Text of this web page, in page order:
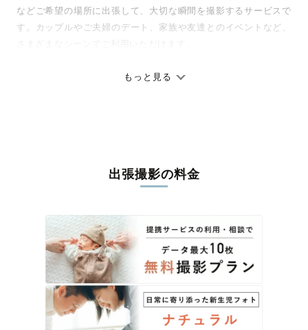
などご希望の場所に出張して、大切な瞬間を撮影するサービスで
す。カップルやご夫婦のデート、家族や友達とのイベントなど、
ありのままの空気感を大切に、何十年経っても見返したくなるよ
ィを身につけたプロのカメラマンが全国47都道府県に在籍してい
ます。創業10年のノウハウを活かし、思い出に残る素敵な撮影体
丁寧なレタッチで思い出を美しく仕上げます
撮影後は、独自の編集技術で写真の明るさや色合いを丁寧に調
整。自然な雰囲気を残しつつも、おしゃれで洗練された仕上がり
に。きっと「こんな写真を撮ってほしかった！」と思える一枚に
出会えます。まずは、ラブグラフの撮影事例をご覧ください。
もっと見る
出張撮影の料金